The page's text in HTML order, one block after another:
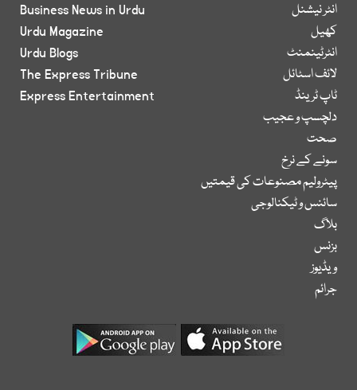
انٹر نیشنل
کھیل
انٹرٹینمنٹ
لائف اسٹائل
ٹاپ ٹرینڈ
دلچسپ و عجیب
صحت
سونے کے نرخ
پیٹرولیم مصنوعات کی قیمتیں
سائنس و ٹیکنالوجی
بلاگ
بزنس
ویڈیوز
جرائم
Business News in Urdu
Urdu Magazine
Urdu Blogs
The Express Tribune
Express Entertainment